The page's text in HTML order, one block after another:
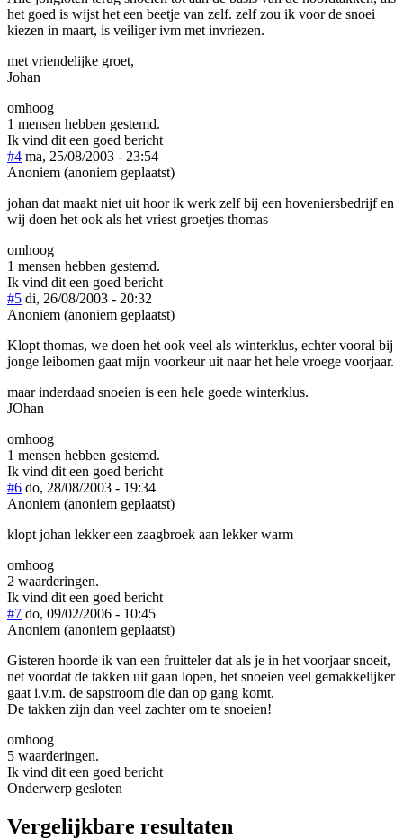
het goed is wijst het een beetje van zelf. zelf zou ik voor de snoei
kiezen in maart, is veiliger ivm met invriezen.
met vriendelijke groet,
Johan
omhoog
1 mensen hebben gestemd.
Ik vind dit een goed bericht
#4 ma, 25/08/2003 - 23:54
Anoniem (anoniem geplaatst)
johan dat maakt niet uit hoor ik werk zelf bij een hoveniersbedrijf en
wij doen het ook als het vriest groetjes thomas
omhoog
1 mensen hebben gestemd.
Ik vind dit een goed bericht
#5 di, 26/08/2003 - 20:32
Anoniem (anoniem geplaatst)
Klopt thomas, we doen het ook veel als winterklus, echter vooral bij
jonge leibomen gaat mijn voorkeur uit naar het hele vroege voorjaar.
maar inderdaad snoeien is een hele goede winterklus.
JOhan
omhoog
1 mensen hebben gestemd.
Ik vind dit een goed bericht
#6 do, 28/08/2003 - 19:34
Anoniem (anoniem geplaatst)
klopt johan lekker een zaagbroek aan lekker warm
omhoog
2 waarderingen.
Ik vind dit een goed bericht
#7 do, 09/02/2006 - 10:45
Anoniem (anoniem geplaatst)
Gisteren hoorde ik van een fruitteler dat als je in het voorjaar snoeit,
net voordat de takken uit gaan lopen, het snoeien veel gemakkelijker
gaat i.v.m. de sapstroom die dan op gang komt.
De takken zijn dan veel zachter om te snoeien!
omhoog
5 waarderingen.
Ik vind dit een goed bericht
Onderwerp gesloten
Vergelijkbare resultaten